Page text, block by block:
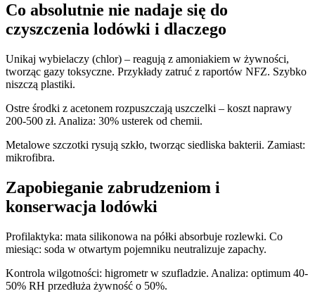
Co absolutnie nie nadaje się do
czyszczenia lodówki i dlaczego
Unikaj wybielaczy (chlor) – reagują z amoniakiem w żywności,
tworząc gazy toksyczne. Przykłady zatruć z raportów NFZ. Szybko
niszczą plastiki.
Ostre środki z acetonem rozpuszczają uszczelki – koszt naprawy
200-500 zł. Analiza: 30% usterek od chemii.
Metalowe szczotki rysują szkło, tworząc siedliska bakterii. Zamiast:
mikrofibra.
Zapobieganie zabrudzeniom i
konserwacja lodówki
Profilaktyka: mata silikonowa na półki absorbuje rozlewki. Co
miesiąc: soda w otwartym pojemniku neutralizuje zapachy.
Kontrola wilgotności: higrometr w szufladzie. Analiza: optimum 40-
50% RH przedłuża żywność o 50%.